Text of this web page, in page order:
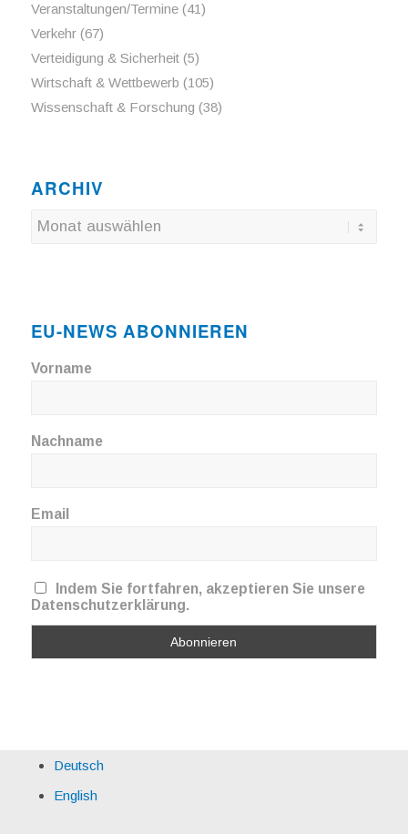
Veranstaltungen/Termine(41)
Verkehr(67)
Verteidigung & Sicherheit(5)
Wirtschaft & Wettbewerb (105)
Wissenschaft & Forschung (38)
ARCHIV
EU-NEWS ABONNIEREN
Vorname
Nachname
Email
Indem Sie fortfahren, akzeptieren Sie unsere
Datenschutzerklärung.
Deutsch
English